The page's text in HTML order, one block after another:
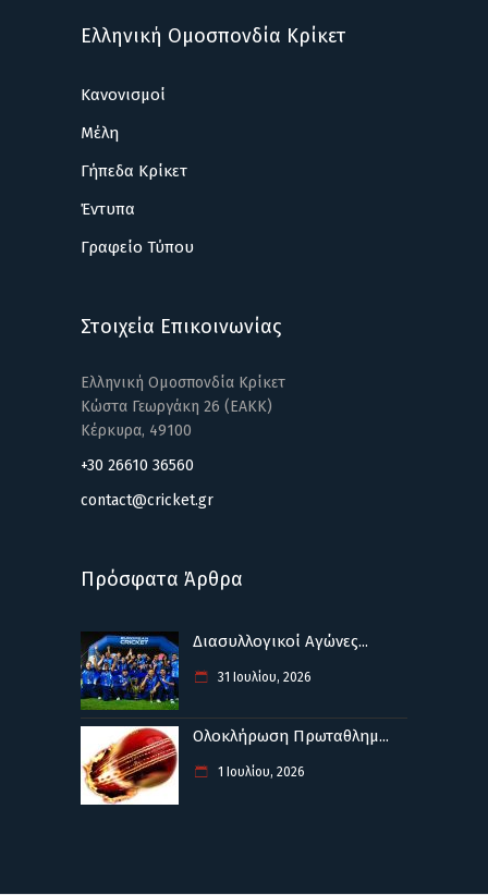
Ελληνική Ομοσπονδία Κρίκετ
Κανονισμοί
Μέλη
Γήπεδα Κρίκετ
Έντυπα
Γραφείο Τύπου
Στοιχεία Επικοινωνίας
Ελληνική Ομοσπονδία Κρίκετ
Κώστα Γεωργάκη 26 (ΕΑΚΚ)
Κέρκυρα, 49100
+30 26610 36560
contact@cricket.gr
Πρόσφατα Άρθρα
Διασυλλογικοί Αγώνες...
31 Ιουλίου, 2026
Ολοκλήρωση Πρωταθλημ...
1 Ιουλίου, 2026